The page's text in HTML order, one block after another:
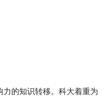
的知识转移。科大着重为